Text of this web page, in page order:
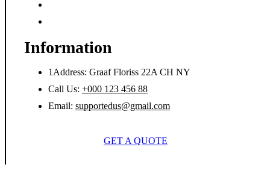
Information
1Address: Graaf Floriss 22A CH NY
Call Us: +000 123 456 88
Email: supportedus@gmail.com
GET A QUOTE